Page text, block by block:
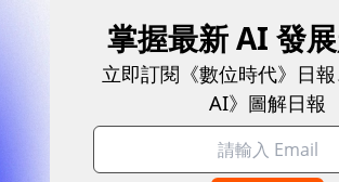
可完成退貨。
掌握最新 AI 發
立即訂閱《數位時代》日
AI》圖解日報